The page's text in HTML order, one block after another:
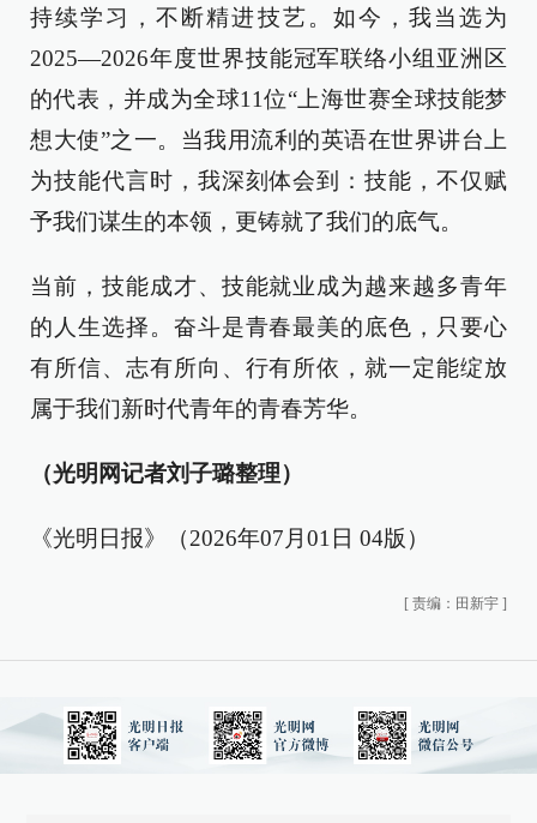
持续学习，不断精进技艺。如今，我当选为
2025—2026年度世界技能冠军联络小组亚洲区
的代表，并成为全球11位“上海世赛全球技能梦
想大使”之一。当我用流利的英语在世界讲台上
为技能代言时，我深刻体会到：技能，不仅赋
予我们谋生的本领，更铸就了我们的底气。
当前，技能成才、技能就业成为越来越多青年
的人生选择。奋斗是青春最美的底色，只要心
有所信、志有所向、行有所依，就一定能绽放
属于我们新时代青年的青春芳华。
（光明网记者刘子璐整理）
《光明日报》（2026年07月01日 04版）
[ 责编：田新宇 ]